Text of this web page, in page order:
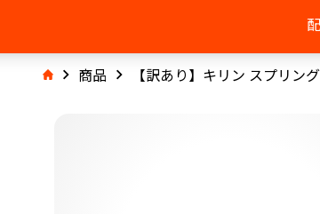
商品 【訳あり】キリン スプリン